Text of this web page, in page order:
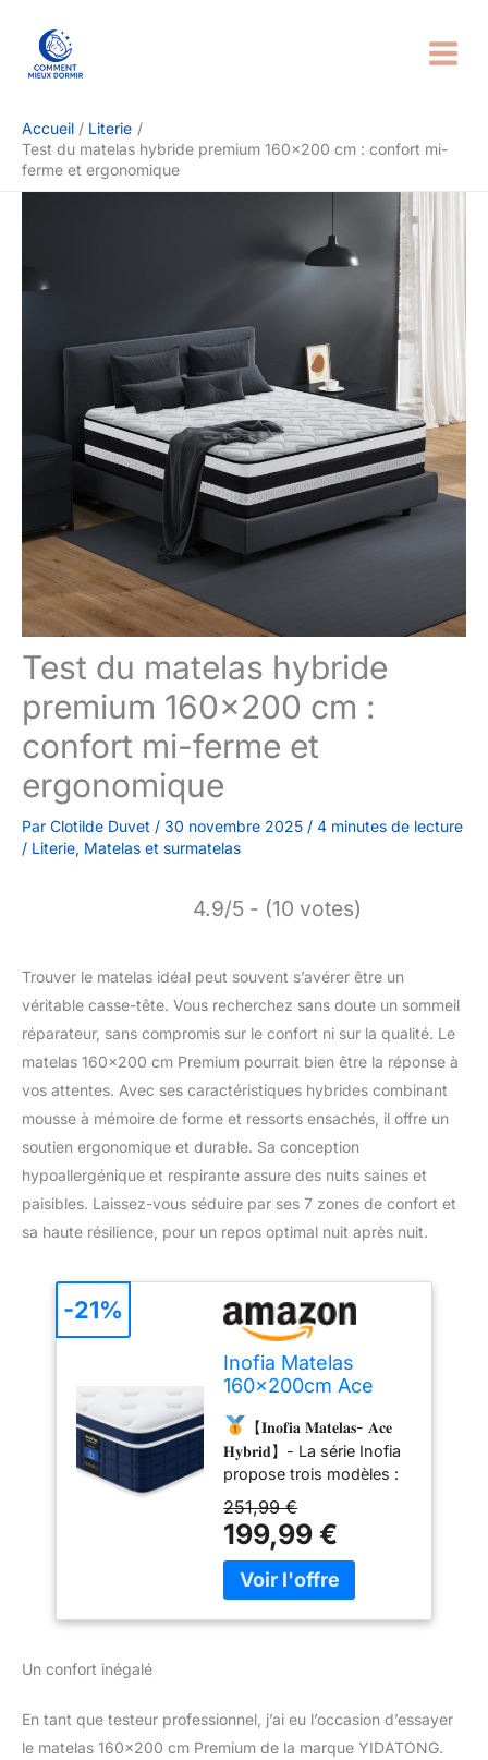
contenu
Accueil
Literie
Test du matelas hybride premium 160×200 cm : confort mi-
ferme et ergonomique
Test du matelas hybride
premium 160×200 cm :
confort mi-ferme et
ergonomique
Par Clotilde Duvet / 30 novembre 2025 / 4 minutes de lecture
/ Literie, Matelas et surmatelas
4.9/5 - (10 votes)
Trouver le matelas idéal peut souvent s’avérer être un
véritable casse-tête. Vous recherchez sans doute un sommeil
réparateur, sans compromis sur le confort ni sur la qualité. Le
matelas 160×200 cm Premium pourrait bien être la réponse à
vos attentes. Avec ses caractéristiques hybrides combinant
mousse à mémoire de forme et ressorts ensachés, il offre un
soutien ergonomique et durable. Sa conception
hypoallergénique et respirante assure des nuits saines et
paisibles. Laissez-vous séduire par ses 7 zones de confort et
sa haute résilience, pour un repos optimal nuit après nuit.
Inofia Matelas
160×200cm Ace
cm H3 Ferme avec
Mousse à Mémoire
de Forme
Respirante et
Ressorts Ensachés
Indépendants, 7
Zones
Ergonomique,
Confort Extra pour
【𝐈𝐧𝐨𝐟𝐢𝐚 𝐌𝐚𝐭𝐞𝐥𝐚𝐬- 𝐀𝐜𝐞
𝐇𝐲𝐛𝐫𝐢𝐝】- La série Inofia
propose trois modèles :
Ace Hybrid Firm， Ace
Hybrid et Ace Hybrid Pro.
Le matelas Ace Hybrid de
160 x 200 cm a une
hauteur de 26 cm et une
aux constitutions
allergiques et est équipé
251,99 €
199,99 €
-21%
Un confort inégalé
En tant que testeur professionnel, j’ai eu l’occasion d’essayer
le matelas 160×200 cm Premium de la marque YIDATONG.